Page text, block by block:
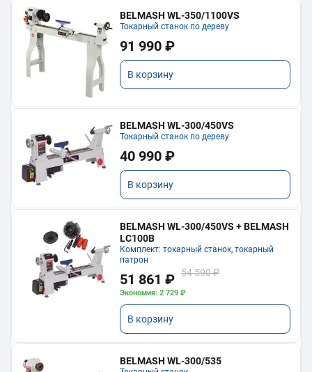
BELMASH WL-350/1100VS
Токарный станок по дереву
91 990 ₽
В корзину
BELMASH WL-300/450VS
Токарный станок по дереву
40 990 ₽
В корзину
BELMASH WL-300/450VS + BELMASH
LC100B
Комплект: токарный станок, токарный
патрон
51 861 ₽ 54 590 ₽
Экономия: 2 729 ₽
В корзину
BELMASH WL-300/535